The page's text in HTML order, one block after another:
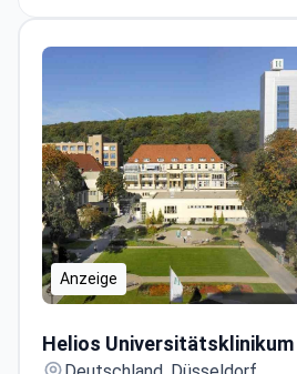
Anzeige
Helios Universitätsklinikum